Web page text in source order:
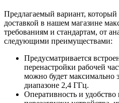
Предлагаемый вариант, который
доставкой в нашем магазине
требованиям и стандартам, от
следующими преимуществами:
Предусматривается
перенастройки рабочей
можно будет максимально
диапазоне 2,4 ГГц.
Оперативность и